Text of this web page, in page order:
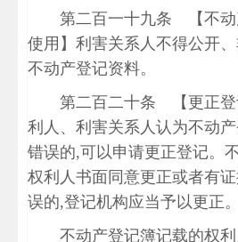
第二百一十九条 【不动
使用】利害关系人不得公开
不动产登记资料。
第二百二十条 【更正登
利人、利害关系人认为不动
错误的,可以申请更正登记。
权利人书面同意更正或者有
误的,登记机构应当予以更正。
不动产登记簿记载的权